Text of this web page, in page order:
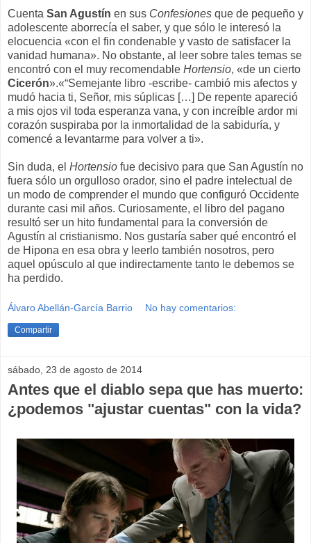
Cuenta San Agustín en sus Confesiones que de pequeño y
adolescente aborrecía el saber, y que sólo le interesó la
elocuencia «con el fin condenable y vasto de satisfacer la
vanidad humana». No obstante, al leer sobre tales temas se
encontró con el muy recomendable Hortensio, «de un cierto
Cicerón».«“Semejante libro -escribe- cambió mis afectos y
mudó hacia ti, Señor, mis súplicas […] De repente apareció
a mis ojos vil toda esperanza vana, y con increíble ardor mi
corazón suspiraba por la inmortalidad de la sabiduría, y
comencé a levantarme para volver a ti».
Sin duda, el Hortensio fue decisivo para que San Agustín no
fuera sólo un orgulloso orador, sino el padre intelectual de
un modo de comprender el mundo que configuró Occidente
durante casi mil años. Curiosamente, el libro del pagano
resultó ser un hito fundamental para la conversión de
Agustín al cristianismo. Nos gustaría saber qué encontró el
de Hipona en esa obra y leerlo también nosotros, pero
aquel opúsculo al que indirectamente tanto le debemos se
ha perdido.
Álvaro Abellán-García Barrio No hay comentarios:
Compartir
sábado, 23 de agosto de 2014
Antes que el diablo sepa que has muerto:
¿podemos "ajustar cuentas" con la vida?